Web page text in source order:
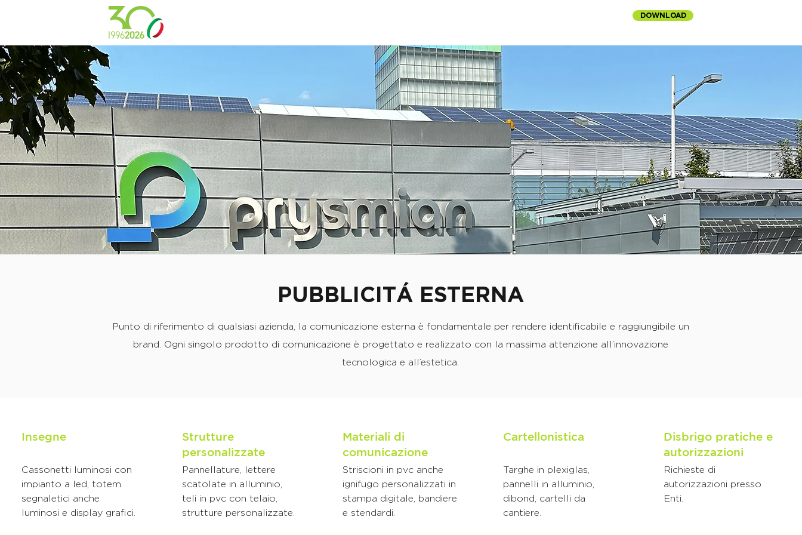
DOWNLOAD
PUBBLICITÁ ESTERNA
Punto di riferimento di qualsiasi azienda, la comunicazione esterna è fondamentale per rendere identificabile e raggiungibile un
brand. Ogni singolo prodotto di comunicazione è progettato e realizzato con la massima attenzione all’innovazione
tecnologica e all’estetica.
Insegne
Cassonetti luminosi con
impianto a led, totem
segnaletici anche
luminosi e display grafici.
Strutture
personalizzate
Pannellature, lettere
scatolate in alluminio,
teli in pvc con telaio,
strutture personalizzate.
Materiali di
comunicazione
Striscioni in pvc anche
ignifugo personalizzati in
stampa digitale, bandiere
e stendardi.
Cartellonistica
Targhe in plexiglas,
pannelli in alluminio,
dibond, cartelli da
cantiere.
Disbrigo pratiche e
autorizzazioni
Richieste di
autorizzazioni presso
Enti.